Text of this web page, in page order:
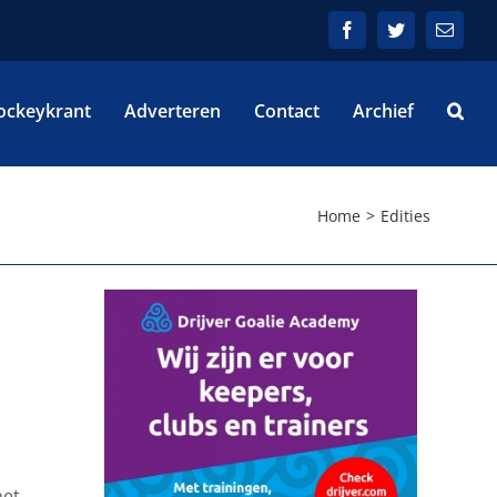
FacebookTwitterE-
mail
Adverteren Contact Archief
Home Edities